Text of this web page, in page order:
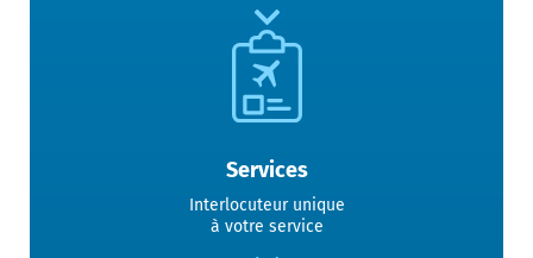
Services
Interlocuteur unique
à votre service